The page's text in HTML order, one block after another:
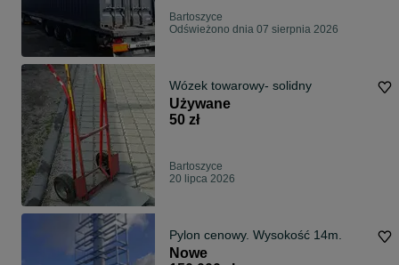
Bartoszyce
Odświeżono dnia 07 sierpnia 2026
Wózek towarowy- solidny
Używane
50 zł
Bartoszyce
20 lipca 2026
Pylon cenowy. Wysokość 14m.
Nowe